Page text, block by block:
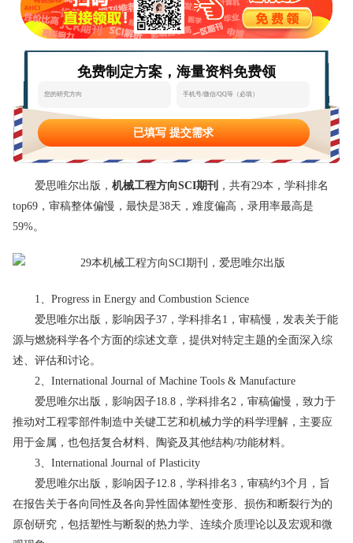
免费制定方案，海量资料免费领
已填写 提交需求
爱思唯尔出版， 机械工程方向SCI期刊 ，共有29本，学科排名
top69，审稿整体偏慢，最快是38天，难度偏高，录用率最高是
59%。
1、Progress in Energy and Combustion Science
爱思唯尔出版，影响因子37，学科排名1，审稿慢，发表关于能
源与燃烧科学各个方面的综述文章，提供对特定主题的全面深入综
述、评估和讨论。
2、International Journal of Machine Tools & Manufacture
爱思唯尔出版，影响因子18.8，学科排名2，审稿偏慢，致力于
推动对工程零部件制造中关键工艺和机械力学的科学理解，主要应
用于金属，也包括复合材料、陶瓷及其他结构/功能材料。
3、International Journal of Plasticity
爱思唯尔出版，影响因子12.8，学科排名3，审稿约3个月，旨
在报告关于各向同性及各向异性固体塑性变形、损伤和断裂行为的
原创研究，包括塑性与断裂的热力学、连续介质理论以及宏观和微